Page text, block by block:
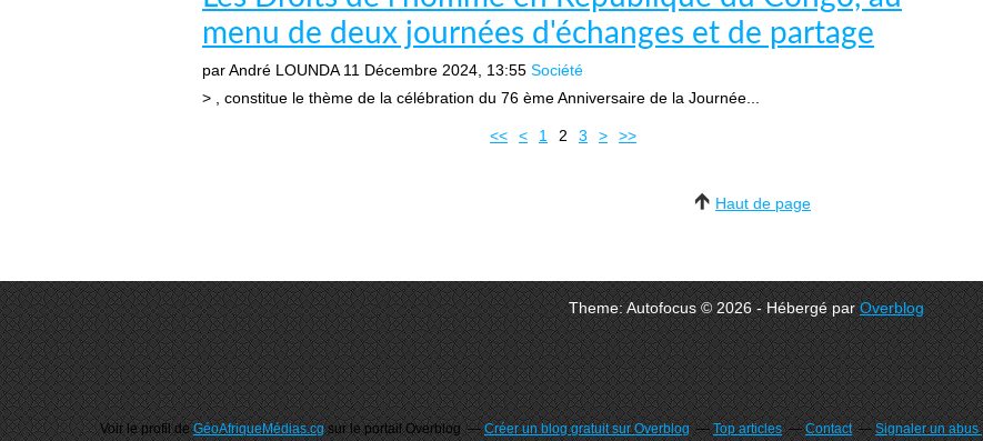
menu de deux journées d'échanges et de partage
par André LOUNDA 11 Décembre 2024, 13:55 Société
> , constitue le thème de la célébration du 76 ème Anniversaire de la Journée...
<< < 1 2 3 > >>
Haut de page
Theme: Autofocus © 2026 - Hébergé parOverblog
Voir le profil deGéoAfriqueMédias.cgsur le portail Overblog Créer un blog gratuit sur Overblog Top articles Contact Signaler un abus